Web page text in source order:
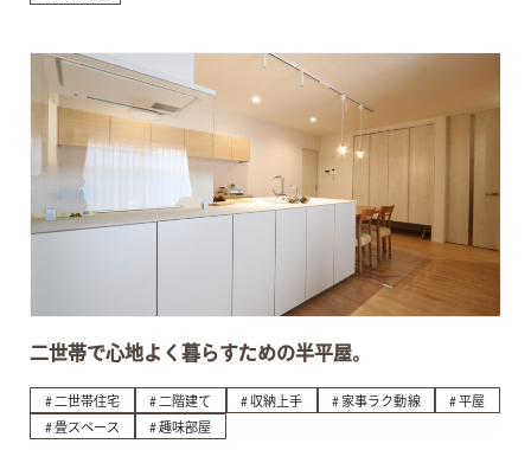
二世帯で心地よく暮らすための半平屋。
二世帯住宅 二階建て 収納上手 家事ラク動線
平屋
畳スペース
趣味部屋